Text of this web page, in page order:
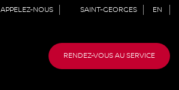
APPELEZ-NOUS SAINT-GEORGES EN
RENDEZ-VOUS AU SERVICE